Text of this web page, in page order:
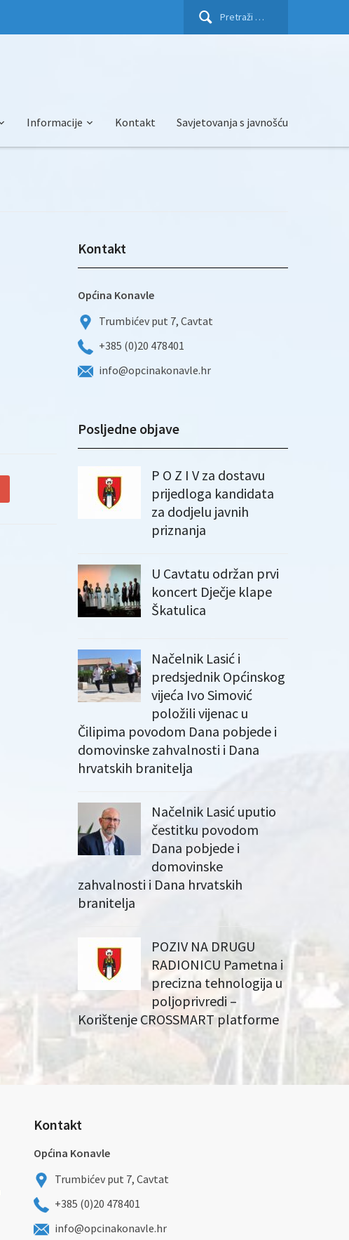
Pretraži:
Informacije Kontakt Savjetovanja s javnošću
Kontakt
Općina Konavle
Trumbićev put 7, Cavtat
+385 (0)20 478401
info@opcinakonavle.hr
Posljedne objave
P O Z I V za dostavu
prijedloga kandidata
za dodjelu javnih
priznanja
U Cavtatu održan prvi
koncert Dječje klape
Škatulica
Načelnik Lasić i
predsjednik Općinskog
vijeća Ivo Simović
položili vijenac u
Čilipima povodom Dana pobjede i
domovinske zahvalnosti i Dana
hrvatskih branitelja
Načelnik Lasić uputio
čestitku povodom
Dana pobjede i
domovinske
zahvalnosti i Dana hrvatskih
branitelja
POZIV NA DRUGU
RADIONICU Pametna i
precizna tehnologija u
poljoprivredi –
Korištenje CROSSMART platforme
Kontakt
Općina Konavle
Trumbićev put 7, Cavtat
+385 (0)20 478401
info@opcinakonavle.hr